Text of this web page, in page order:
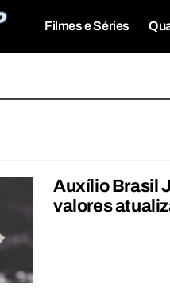
Filmes e Séries
Auxílio Brasil
valores